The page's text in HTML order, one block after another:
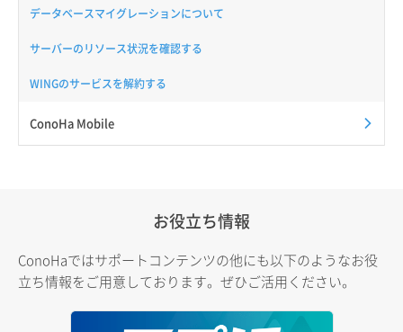
データベースマイグレーションについて
サーバーのリソース状況を確認する
WINGのサービスを解約する
ConoHa Mobile
お役立ち情報
ConoHaではサポートコンテンツの他にも以下のようなお役
立ち情報をご用意しております。ぜひご活用ください。